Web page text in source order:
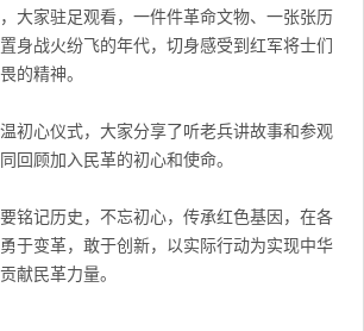
大家驻足观看，一件件革命文物、一张张历
身战火纷飞的年代，切身感受到红军将士们
的精神。
初心仪式，大家分享了听老兵讲故事和参观
回顾加入民革的初心和使命。
铭记历史，不忘初心，传承红色基因，在各
于变革，敢于创新，以实际行动为实现中华
献民革力量。